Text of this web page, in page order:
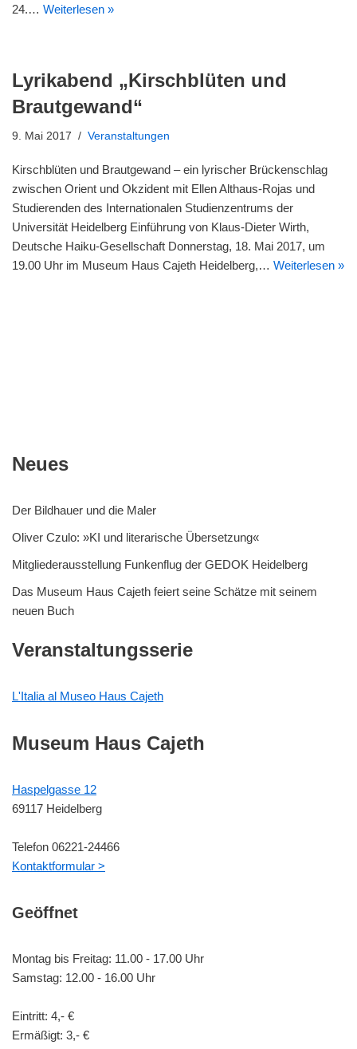
24.… Weiterlesen »
Lyrikabend „Kirschblüten und
Brautgewand“
9. Mai 2017 Veranstaltungen
Kirschblüten und Brautgewand – ein lyrischer Brückenschlag
zwischen Orient und Okzident mit Ellen Althaus-Rojas und
Studierenden des Internationalen Studienzentrums der
Universität Heidelberg Einführung von Klaus-Dieter Wirth,
Deutsche Haiku-Gesellschaft Donnerstag, 18. Mai 2017, um
19.00 Uhr im Museum Haus Cajeth Heidelberg,… Weiterlesen »
Neues
Der Bildhauer und die Maler
Oliver Czulo: »KI und literarische Übersetzung«
Mitgliederausstellung Funkenflug der GEDOK Heidelberg
Das Museum Haus Cajeth feiert seine Schätze mit seinem
neuen Buch
Veranstaltungsserie
L'Italia al Museo Haus Cajeth
Museum Haus Cajeth
Haspelgasse 12
69117 Heidelberg
Telefon 06221-24466
Kontaktformular >
Geöffnet
Montag bis Freitag: 11.00 - 17.00 Uhr
Samstag: 12.00 - 16.00 Uhr
Eintritt: 4,- €
Ermäßigt: 3,- €